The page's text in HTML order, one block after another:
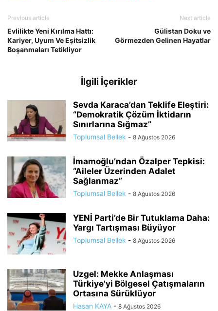
Previous article
Evlilikte Yeni Kırılma Hattı:
Kariyer, Uyum Ve Eşitsizlik
Boşanmaları Tetikliyor
Next article
Gülistan Doku ve
Görmezden Gelinen Hayatlar
İlgili İçerikler
Sevda Karaca’dan Teklife Eleştiri:
“Demokratik Çözüm İktidarın
Sınırlarına Sığmaz”
Toplumsal Bellek - 8 Ağustos 2026
İmamoğlu’ndan Özalper Tepkisi:
“Aileler Üzerinden Adalet
Sağlanmaz”
Toplumsal Bellek - 8 Ağustos 2026
YENİ Parti’de Bir Tutuklama Daha:
Yargı Tartışması Büyüyor
Toplumsal Bellek - 8 Ağustos 2026
Uzgel: Mekke Anlaşması
Türkiye’yi Bölgesel Çatışmaların
Ortasına Sürüklüyor
Hasan KAYA - 8 Ağustos 2026